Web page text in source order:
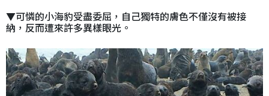
▼可憐的小海豹受盡委屈，自己獨特的膚色不僅沒有被接
納，反而遭來許多異樣眼光。